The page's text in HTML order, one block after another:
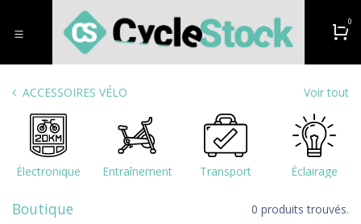
0
ACCESSOIRES VÉLO Voir tout
Électronique Entraînement Transport Éclairage
Boutique
0 produits trouvés.